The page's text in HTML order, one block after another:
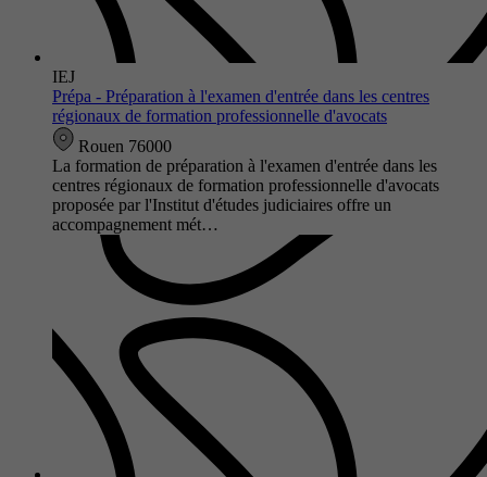
IEJ
Prépa - Préparation à l'examen d'entrée dans les centres
régionaux de formation professionnelle d'avocats
Rouen 76000
La formation de préparation à l'examen d'entrée dans les
centres régionaux de formation professionnelle d'avocats
proposée par l'Institut d'études judiciaires offre un
accompagnement mét…